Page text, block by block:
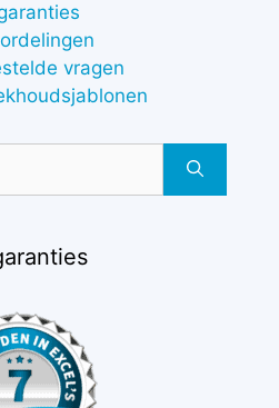
vragen